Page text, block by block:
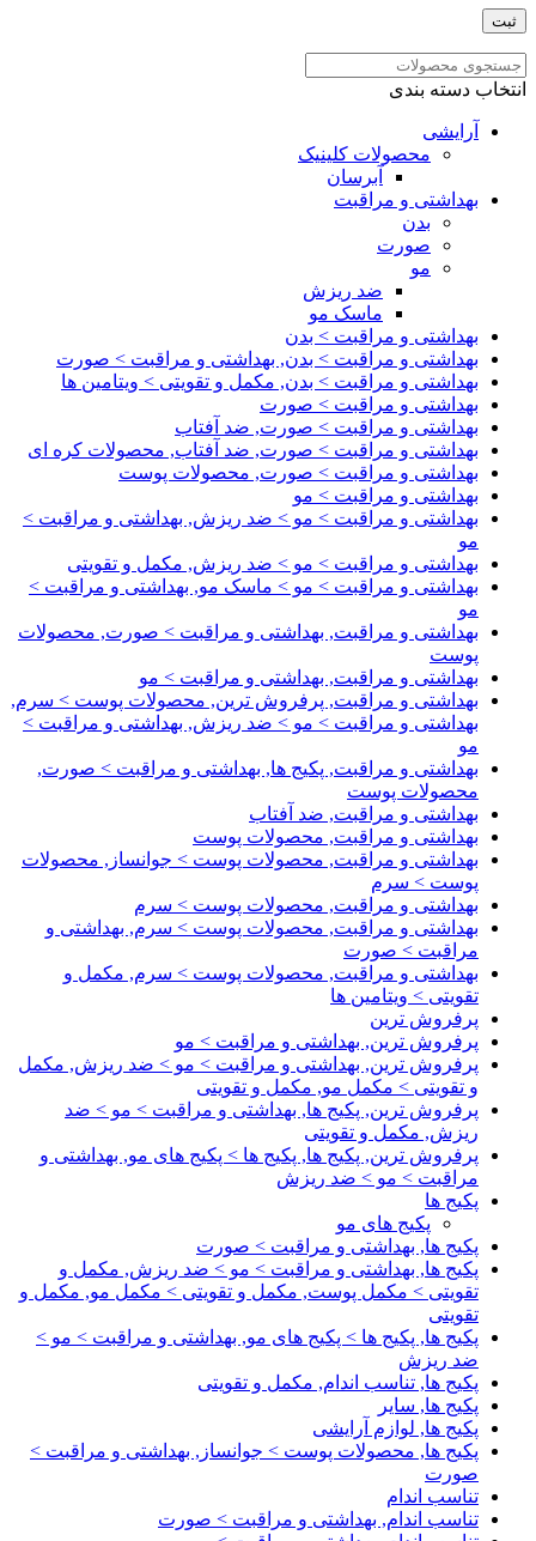
انتخاب دسته بندی
آرایشی
محصولات کلینیک
آبرسان
بهداشتی و مراقبت
بدن
صورت
مو
ضد ریزش
ماسک مو
بهداشتی و مراقبت > بدن
بهداشتی و مراقبت > بدن, بهداشتی و مراقبت > صورت
بهداشتی و مراقبت > بدن, مکمل و تقویتی > ویتامین ها
بهداشتی و مراقبت > صورت
بهداشتی و مراقبت > صورت, ضد آفتاب
بهداشتی و مراقبت > صورت, ضد آفتاب, محصولات کره ای
بهداشتی و مراقبت > صورت, محصولات پوست
بهداشتی و مراقبت > مو
بهداشتی و مراقبت > مو > ضد ریزش, بهداشتی و مراقبت >
مو
بهداشتی و مراقبت > مو > ضد ریزش, مکمل و تقویتی
بهداشتی و مراقبت > مو > ماسک مو, بهداشتی و مراقبت >
مو
بهداشتی و مراقبت, بهداشتی و مراقبت > صورت, محصولات
پوست
بهداشتی و مراقبت, بهداشتی و مراقبت > مو
بهداشتی و مراقبت, پرفروش ترین, محصولات پوست > سرم,
بهداشتی و مراقبت > مو > ضد ریزش, بهداشتی و مراقبت >
مو
بهداشتی و مراقبت, پکیج ها, بهداشتی و مراقبت > صورت,
محصولات پوست
بهداشتی و مراقبت, ضد آفتاب
بهداشتی و مراقبت, محصولات پوست
بهداشتی و مراقبت, محصولات پوست > جوانساز, محصولات
پوست > سرم
بهداشتی و مراقبت, محصولات پوست > سرم
بهداشتی و مراقبت, محصولات پوست > سرم, بهداشتی و
مراقبت > صورت
بهداشتی و مراقبت, محصولات پوست > سرم, مکمل و
تقویتی > ویتامین ها
پرفروش ترین
پرفروش ترین, بهداشتی و مراقبت > مو
پرفروش ترین, بهداشتی و مراقبت > مو > ضد ریزش, مکمل
و تقویتی > مکمل مو, مکمل و تقویتی
پرفروش ترین, پکیج ها, بهداشتی و مراقبت > مو > ضد
ریزش, مکمل و تقویتی
پرفروش ترین, پکیج ها, پکیج ها > پکیج های مو, بهداشتی و
مراقبت > مو > ضد ریزش
پکیج ها
پکیج های مو
پکیج ها, بهداشتی و مراقبت > صورت
پکیج ها, بهداشتی و مراقبت > مو > ضد ریزش, مکمل و
تقویتی > مکمل پوست, مکمل و تقویتی > مکمل مو, مکمل و
تقویتی
پکیج ها, پکیج ها > پکیج های مو, بهداشتی و مراقبت > مو >
ضد ریزش
پکیج ها, تناسب اندام, مکمل و تقویتی
پکیج ها, سایر
پکیج ها, لوازم آرایشی
پکیج ها, محصولات پوست > جوانساز, بهداشتی و مراقبت >
صورت
تناسب اندام
تناسب اندام, بهداشتی و مراقبت > صورت